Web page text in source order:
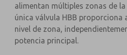
alimentan múltiples zonas de
única válvula HBB proporciona
nivel de zona,
potencia principal.